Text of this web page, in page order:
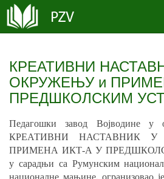
КРЕАТИВНИ
ОКРУЖЕЊУ и
ПРЕДШКОЛСКИМ
Педагошки завод Војводине у
КРЕАТИВНИ НАСТАВНИК
ПРИМЕНА ИКТ-А У
у сарадњи са Румунским
националне мањине, огранизовао